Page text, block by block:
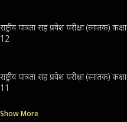
राष्ट्रीय पात्रता सह प्रवेश परीक्षा (स्नातक) कक्षा
12
राष्ट्रीय पात्रता सह प्रवेश परीक्षा (स्नातक) कक्षा
11
Show More